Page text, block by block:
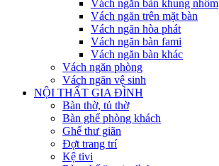
Vách ngăn bàn khung nhôm
Vách ngăn trên mặt bàn
Vách ngăn hòa phát
Vách ngăn bàn fami
Vách ngăn bàn khác
Vách ngăn phòng
Vách ngăn vệ sinh
NỘI THẤT GIA ĐÌNH
Bàn thờ, tủ thờ
Bàn ghế phòng khách
Ghế thư giãn
Đợt trang trí
Kệ tivi